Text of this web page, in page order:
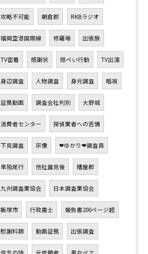
攻略不可能 朝倉郡 RKBラジオ
福岡空港国際線 修羅場 出張族
TV密着 感謝状 隠ぺい行動 TV出演
身辺調査 人物調査 身元調査 暗視
証拠動画 調査会社判別 大野城
消費者センター 探偵業者への苦情
下見調査 宗像 ❤ゆかり❤調査員
単独尾行 他社露見後 糟屋郡
九州調査業協会 日本調査業協会
飯塚市 行政書士 報告書200ページ超
慰謝料額 動画証拠 出張調査